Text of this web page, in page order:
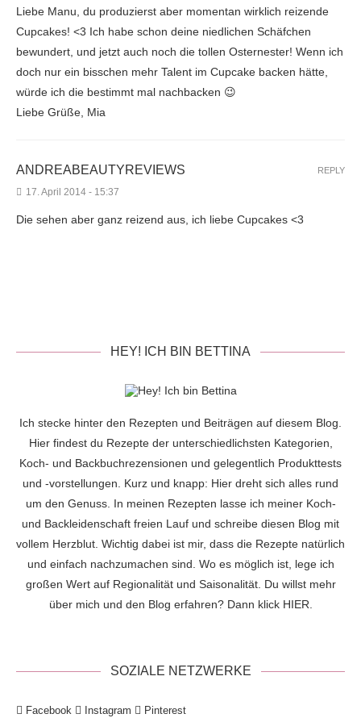
Liebe Manu, du produzierst aber momentan wirklich reizende
Cupcakes! <3 Ich habe schon deine niedlichen Schäfchen
bewundert, und jetzt auch noch die tollen Osternester! Wenn ich
doch nur ein bisschen mehr Talent im Cupcake backen hätte,
würde ich die bestimmt mal nachbacken 😉
Liebe Grüße, Mia
ANDREABEAUTYREVIEWS
17. April 2014 - 15:37
Die sehen aber ganz reizend aus, ich liebe Cupcakes <3
REPLY
HEY! ICH BIN BETTINA
Ich stecke hinter den Rezepten und Beiträgen auf diesem Blog.
Hier findest du Rezepte der unterschiedlichsten Kategorien,
Koch- und Backbuchrezensionen und gelegentlich Produkttests
und -vorstellungen. Kurz und knapp: Hier dreht sich alles rund
um den Genuss. In meinen Rezepten lasse ich meiner Koch-
und Backleidenschaft freien Lauf und schreibe diesen Blog mit
vollem Herzblut. Wichtig dabei ist mir, dass die Rezepte natürlich
und einfach nachzumachen sind. Wo es möglich ist, lege ich
großen Wert auf Regionalität und Saisonalität. Du willst mehr
über mich und den Blog erfahren? Dann klick HIER
SOZIALE NETZWERKE
Facebook Instagram Pinterest